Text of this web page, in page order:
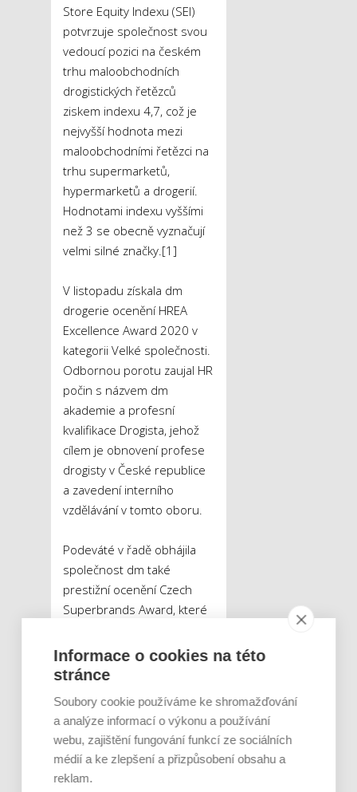
Store Equity Indexu (SEI)
potvrzuje společnost svou
vedoucí pozici na českém
trhu maloobchodních
drogistických řetězců
ziskem indexu 4,7, což je
nejvyšší hodnota mezi
maloobchodními řetězci na
trhu supermarketů,
hypermarketů a drogerií.
Hodnotami indexu vyššími
než 3 se obecně vyznačují
velmi silné značky. [1]
V listopadu získala dm
drogerie ocenění HREA
Excellence Award 2020 v
kategorii Velké společnosti.
Odbornou porotu zaujal HR
počin s názvem dm
akademie a profesní
kvalifikace Drogista, jehož
cílem je obnovení profese
drogisty v České republice
a zavedení interního
vzdělávání v tomto oboru.
Podeváté v řadě obhájila
společnost dm také
prestižní ocenění Czech
Superbrands Award, které
značkám na základě
spotřebitelského
odborné komise Brand
Council.
Důležitým kritériem pro
Informace o cookies na této
stránce
Soubory cookie používáme ke shromažďování
a analýze informací o výkonu a používání
webu, zajištění fungování funkcí ze sociálních
médií a ke zlepšení a přizpůsobení obsahu a
reklam.